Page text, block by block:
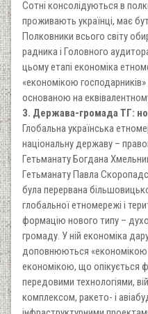
Сотні консолідуються в
проживають українці, має
Полковники всього світу
радника і Головного
цьому етапі економіка
«економікою
основаною на
3. Держава-громада ТГ:
Глобальна українська
національну державу –
Гетьманату Богдана
Гетьманату Павла
була перервана
глобальної етномережі і
формацію нового типу –
громаду. У ній економіка
доповнюються
економікою, що опікується
передовими технологіями,
комплексом, ракето- і